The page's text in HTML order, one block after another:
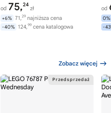
od 75,24
zł
+6% 71,29 najniższa cena
-40% 124,99 cena katalogowa
od
0%
-
Zobacz więcej